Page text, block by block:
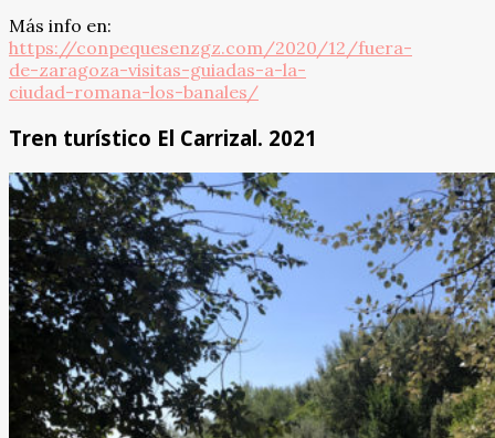
Más info en:
https://conpequesenzgz.com/2020/12/fuera-
de-zaragoza-visitas-guiadas-a-la-
ciudad-romana-los-banales/
Tren turístico El Carrizal. 2021